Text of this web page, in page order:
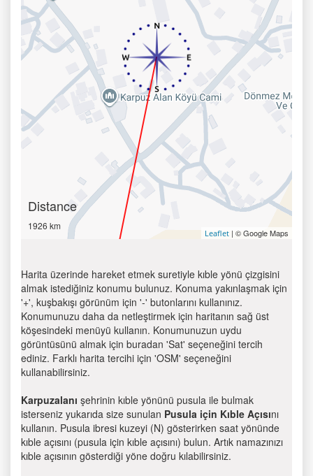
Distance
1926 km
Leaflet | © Google Maps
Harita üzerinde hareket etmek suretiyle kıble yönü çizgisini
almak istediğiniz konumu bulunuz. Konuma yakınlaşmak için
'+', kuşbakışı görünüm için '-' butonlarını kullanınız.
Konumunuzu daha da netleştirmek için haritanın sağ üst
köşesindeki menüyü kullanın. Konumunuzun uydu
görüntüsünü almak için buradan 'Sat' seçeneğini tercih
ediniz. Farklı harita tercihi için 'OSM' seçeneğini
kullanabilirsiniz.
Karpuzalanı şehrinin kıble yönünü pusula ile bulmak
isterseniz yukarıda size sunulan Pusula için Kıble Açısını
kullanın. Pusula ibresi kuzeyi (N) gösterirken saat yönünde
kıble açısını (pusula için kıble açısını) bulun. Artık namazınızı
kıble açısının gösterdiği yöne doğru kılabilirsiniz.